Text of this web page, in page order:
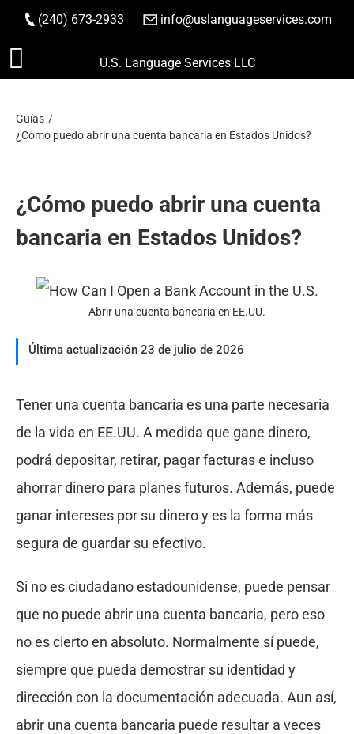
Saltar
(240) 673-2933 info@uslanguageservices.com
HACER PEDIDO
U.S. Language Services LLC
Guías
¿Cómo puedo abrir una cuenta bancaria en Estados Unidos?
¿Cómo puedo abrir una cuenta
bancaria en Estados Unidos?
Abrir una cuenta bancaria en EE.UU.
Última actualización 23 de julio de 2026
Tener una cuenta bancaria es una parte necesaria
de la vida en EE.UU. A medida que gane dinero,
podrá depositar, retirar, pagar facturas e incluso
ahorrar dinero para planes futuros. Además, puede
ganar intereses por su dinero y es la forma más
segura de guardar su efectivo.
Si no es ciudadano estadounidense, puede pensar
que no puede abrir una cuenta bancaria, pero eso
no es cierto en absoluto. Normalmente sí puede,
siempre que pueda demostrar su identidad y
dirección con la documentación adecuada. Aun así,
abrir una cuenta bancaria puede resultar a veces